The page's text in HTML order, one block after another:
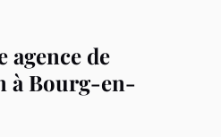
agence de
à Bourg-en-